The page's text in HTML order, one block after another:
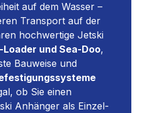
auf dem Wasser –
Transport auf der
hochwertige Jetski
und Sea-Doo,
Bauweise und
ob Sie einen
Anhänger als Einzel-